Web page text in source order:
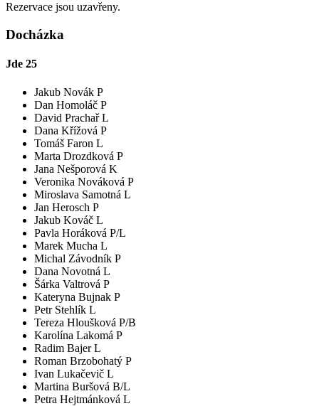
Rezervace jsou uzavřeny.
Docházka
Jde 25
Jakub Novák P
Dan Homoláč P
David Prachař L
Dana Křížová P
Tomáš Faron L
Marta Drozdková P
Jana Nešporová K
Veronika Nováková P
Miroslava Samotná L
Jan Herosch P
Jakub Kováč L
Pavla Horáková P/L
Marek Mucha L
Michal Závodník P
Dana Novotná L
Šárka Valtrová P
Kateryna Bujnak P
Petr Stehlík L
Tereza Hloušková P/B
Karolína Lakomá P
Radim Bajer L
Roman Brzobohatý P
Ivan Lukačevič L
Martina Buršová B/L
Petra Hejtmánková L